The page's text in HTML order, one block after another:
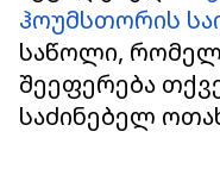
ჰოუმსთორის
საწოლი,
შეეფერება
საძინებელ